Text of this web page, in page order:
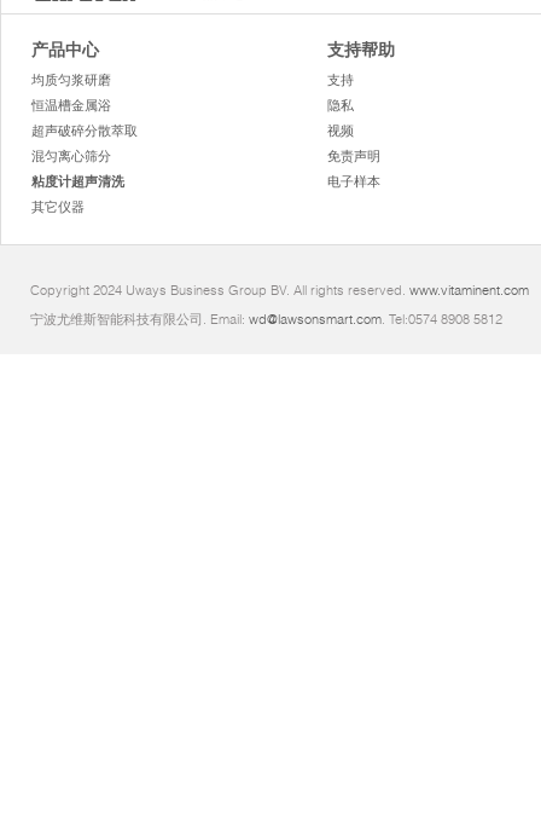
产品中心
均质匀浆研磨
恒温槽金属浴
超声破碎分散萃取
混匀离心筛分
粘度计超声清洗
其它仪器
支持帮助
支持
隐私
视频
免责声明
电子样本
Copyright 2024 Uways Business Group BV. All rights reserved. www.vitaminent.com
宁波尤维斯智能科技有限公司. Email: wd@lawsonsmart.com. Tel:0574 8908 5812